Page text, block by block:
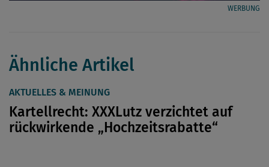
WERBUNG
Ähnliche Artikel
AKTUELLES & MEINUNG
Kartellrecht: XXXLutz verzichtet auf
rückwirkende „Hochzeitsrabatte“